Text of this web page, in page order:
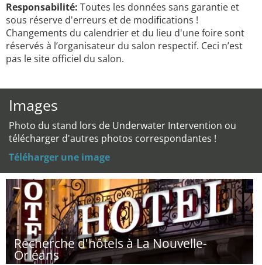
Responsabilité: Toutes les données sans garantie et
sous réserve d'erreurs et de modifications !
Changements du calendrier et du lieu d'une foire sont
réservés à l’organisateur du salon respectif. Ceci n’est
pas le site officiel du salon.
Images
Photo du stand lors de Underwater Intervention ou
télécharger d'autres photos correspondantes !
Téléharger une image
Recherche d'hôtels à La Nouvelle-
Orléans